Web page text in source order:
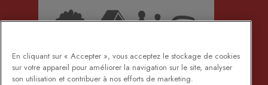
En cliquant sur « Accepter », vous acceptez le stockage de cookies
sur votre appareil pour améliorer la navigation sur le site, analyser
son utilisation et contribuer à nos efforts de marketing.